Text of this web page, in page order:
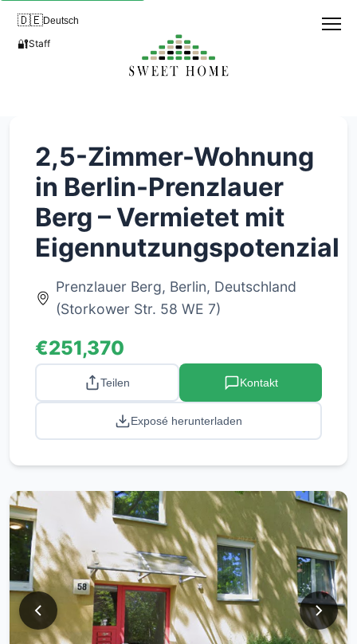
🇩🇪Deutsch
🔐Staff
2,5-Zimmer-Wohnung
in Berlin-Prenzlauer
Berg – Vermietet mit
Eigennutzungspotenzial
Prenzlauer Berg, Berlin, Deutschland
(Storkower Str. 58 WE 7)
€251,370
Teilen Kontakt
Exposé herunterladen